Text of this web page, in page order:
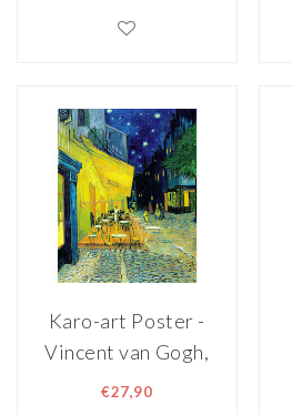
reproductie van
schilderij, 1 op 1
kopie
Karo-art Poster -
Vincent van Gogh,
Terras van een
€27,90